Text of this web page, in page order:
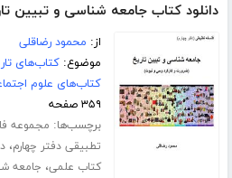
دانلود کتاب جامعه شناسی و تبیین
از: محمود رضاقلی
موضوع:کتاب‌های
کتاب‌های علوم
۳۵۹ صفحه
برچسب‌ها: مجموعه
تطبیقی دفتر چهارم،
کتاب علمی، جامعه